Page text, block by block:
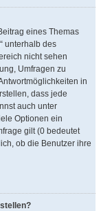
eines Themas
unterhalb des
nicht sehen
Umfragen zu
in
dass jede
auch unter
Optionen ein
gilt (0 bedeutet
ob die Benutzer ihre